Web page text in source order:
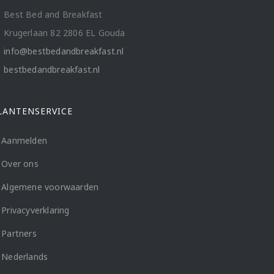
Best Bed and Breakfast
Krugerlaan 82 2806 EL Gouda
info@bestbedandbreakfast.nl
bestbedandbreakfast.nl
Aanmelden
Over ons
Algemene voorwaarden
Privacyverklaring
Partners
Nederlands